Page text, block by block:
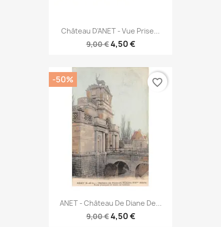
Château D'ANET - Vue Prise...
9,00 €4,50 €
ANET - Château De Diane De...
9,00 €4,50 €
-50% favorite_border